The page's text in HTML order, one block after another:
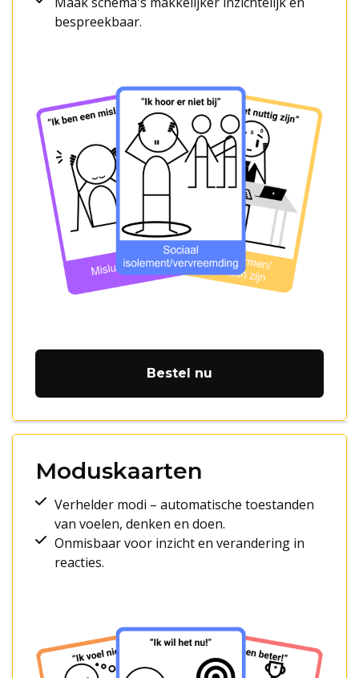
bespreekbaar.
Bestel nu
Moduskaarten
Verhelder modi – automatische toestanden
van voelen, denken en doen.
Onmisbaar voor inzicht en verandering in
reacties.